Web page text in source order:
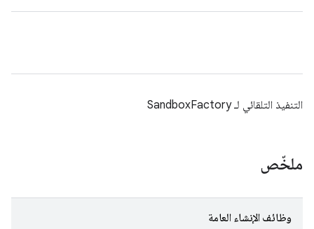
التنفيذ التلقائي لـ SandboxFactory
ملخّص
وظائف الإنشاء العامة